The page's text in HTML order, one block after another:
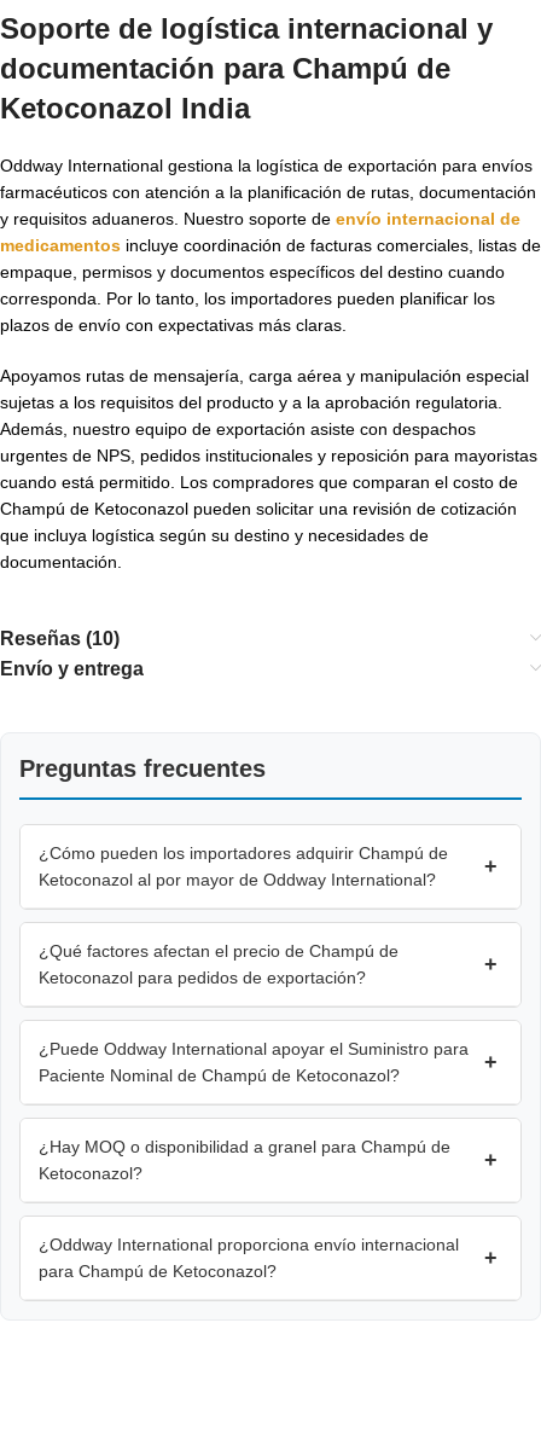
Soporte de logística internacional y
documentación para Champú de
Ketoconazol India
Oddway International gestiona la logística de exportación para envíos
farmacéuticos con atención a la planificación de rutas, documentación
y requisitos aduaneros. Nuestro soporte de envío internacional de
medicamentos incluye coordinación de facturas comerciales, listas de
empaque, permisos y documentos específicos del destino cuando
corresponda. Por lo tanto, los importadores pueden planificar los
plazos de envío con expectativas más claras.
Apoyamos rutas de mensajería, carga aérea y manipulación especial
sujetas a los requisitos del producto y a la aprobación regulatoria.
Además, nuestro equipo de exportación asiste con despachos
urgentes de NPS, pedidos institucionales y reposición para mayoristas
cuando está permitido. Los compradores que comparan el costo de
Champú de Ketoconazol pueden solicitar una revisión de cotización
que incluya logística según su destino y necesidades de
documentación.
Reseñas (10)
Envío y entrega
Preguntas frecuentes
¿Cómo pueden los importadores adquirir Champú de
Ketoconazol al por mayor de Oddway International?
+
¿Qué factores afectan el precio de Champú de
Ketoconazol para pedidos de exportación?
+
¿Puede Oddway International apoyar el Suministro para
Paciente Nominal de Champú de Ketoconazol?
+
¿Hay MOQ o disponibilidad a granel para Champú de
Ketoconazol?
+
¿Oddway International proporciona envío internacional
para Champú de Ketoconazol?
+